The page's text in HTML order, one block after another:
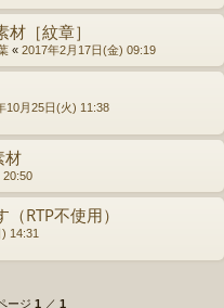
［紋章］
« 2017年2月17日(金) 09:19
10月25日(火) 11:38
材
20:50
RTP不使用）
14:31
ージ 1 ／ 1